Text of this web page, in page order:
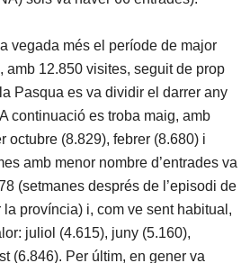
vegada més el període de major
amb 12.850 visites, seguit de prop
Pasqua es va dividir el darrer any
continuació es troba maig, amb
octubre (8.829), febrer (8.680) i
amb menor nombre d’entrades va
(setmanes després de l’episodi de
província) i, com ve sent habitual,
juliol (4.615), juny (5.160),
(6.846). Per últim, en gener va